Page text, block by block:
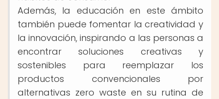
Además, la educación en este ámbito
también puede fomentar la creatividad y
la innovación, inspirando a las personas a
encontrar soluciones creativas y
sostenibles para reemplazar los
productos convencionales por
alternativas zero waste en su rutina de